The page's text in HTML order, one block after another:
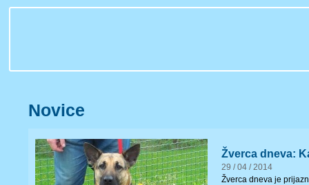
Novice
Žverca dneva:
29 / 04 / 2014
Žverca dneva je